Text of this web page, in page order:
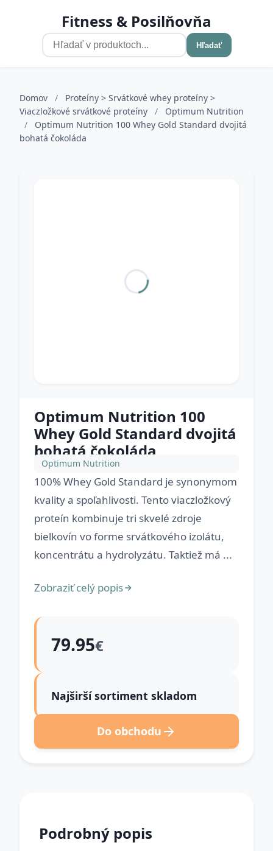
Fitness & Posilňovňa
Hľadať
Domov /
Proteíny > Srvátkové whey proteíny >
Viaczložkové srvátkové proteíny
/
Optimum Nutrition
/
Optimum Nutrition 100 Whey Gold Standard dvojitá
bohatá čokoláda
Optimum Nutrition 100
Whey Gold Standard dvojitá
bohatá čokoláda
Optimum Nutrition
100% Whey Gold Standard je synonymom
kvality a spoľahlivosti. Tento viaczložkový
proteín kombinuje tri skvelé zdroje
bielkovín vo forme srvátkového izolátu,
koncentrátu a hydrolyzátu. Taktiež má ...
Zobraziť celý popis
79.95€
Najširší sortiment skladom
Do obchodu
Podrobný popis